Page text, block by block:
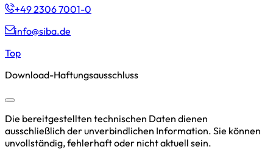
+49 2306 7001-0
info@siba.de
Top
Download-Haftungsausschluss
Die bereitgestellten technischen Daten dienen
ausschließlich der unverbindlichen Information. Sie können
unvollständig, fehlerhaft oder nicht aktuell sein.